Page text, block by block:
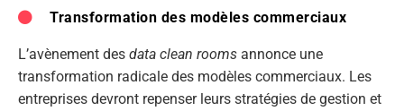
Transformation des modèles commerciaux
L’avènement des data clean rooms annonce une
transformation radicale des modèles commerciaux. Les
entreprises devront repenser leurs stratégies de gestion et